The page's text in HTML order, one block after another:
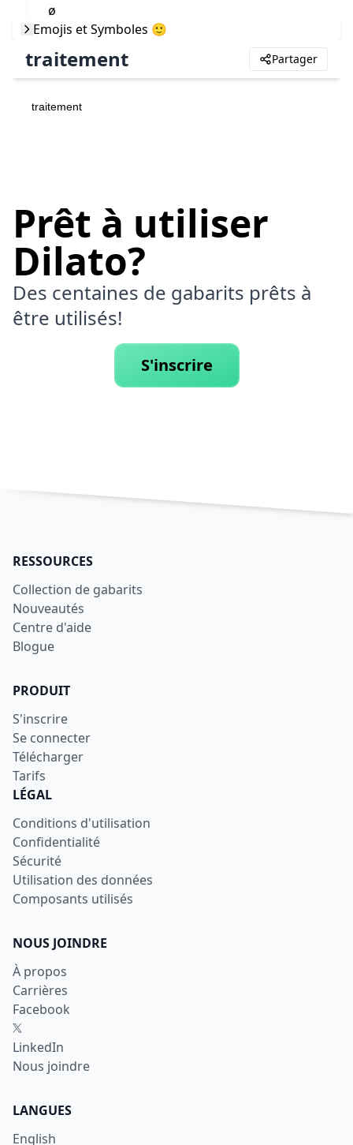
ø
Emojis et Symboles 🙂
traitement Partager
traitement
Prêt à utiliser
Dilato?
Des centaines de gabarits prêts à
être utilisés!
S'inscrire
RESSOURCES
Collection de gabarits
Nouveautés
Centre d'aide
Blogue
PRODUIT
S'inscrire
Se connecter
Télécharger
Tarifs
LÉGAL
Conditions d'utilisation
Confidentialité
Sécurité
Utilisation des données
Composants utilisés
NOUS JOINDRE
À propos
Carrières
Facebook
X
LinkedIn
Nous joindre
LANGUES
English